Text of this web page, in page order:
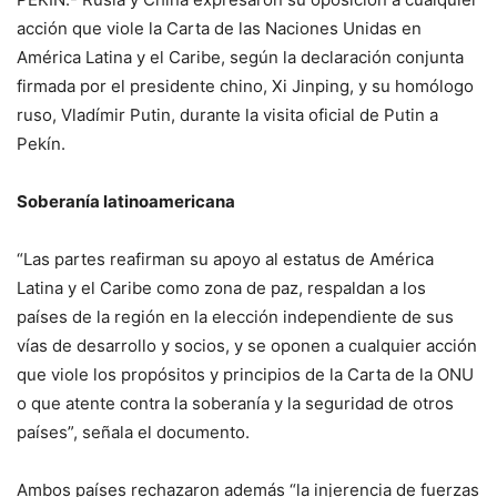
acción que viole la Carta de las Naciones Unidas en
América Latina y el Caribe, según la declaración conjunta
firmada por el presidente chino, Xi Jinping, y su homólogo
ruso, Vladímir Putin, durante la visita oficial de Putin a
Pekín.
Soberanía latinoamericana
“Las partes reafirman su apoyo al estatus de América
Latina y el Caribe como zona de paz, respaldan a los
países de la región en la elección independiente de sus
vías de desarrollo y socios, y se oponen a cualquier acción
que viole los propósitos y principios de la Carta de la ONU
o que atente contra la soberanía y la seguridad de otros
países”, señala el documento.
Ambos países rechazaron además “la injerencia de fuerzas